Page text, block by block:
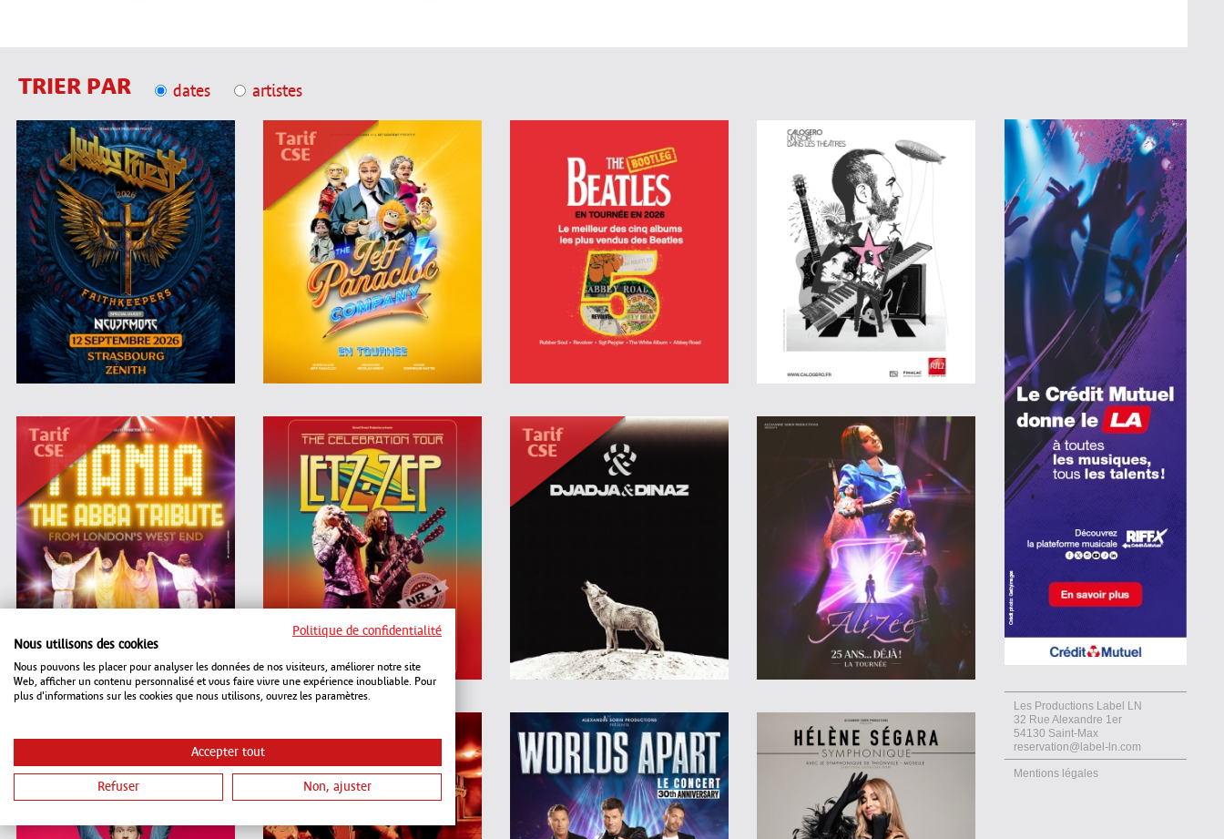
l'imagination et le temps sont les sujets sur lesquels il a choisi de converser avec ceux
Entre vous et moi, vous devriez voir ce spectacle.
PREMIÈRE PARTIE : AHMED SPARROW
TRIER PAR dates artistes
Les Productions Label LN
32 Rue Alexandre 1er
54130 Saint-Max
reservation@label-ln.com
Mentions légales
Politique de confidentialité
Nous utilisons des cookies
Nous pouvons les placer pour analyser les données de nos visiteurs, améliorer notre site
Web, afficher un contenu personnalisé et vous faire vivre une expérience inoubliable. Pour
plus d'informations sur les cookies que nous utilisons, ouvrez les paramètres.
Accepter tout
Refuser Non, ajuster